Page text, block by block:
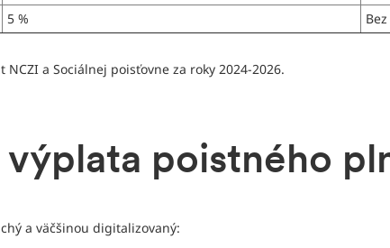
5 %
a Sociálnej poisťovne za roky 2024-2026.
poistného
a väčšinou digitalizovaný: